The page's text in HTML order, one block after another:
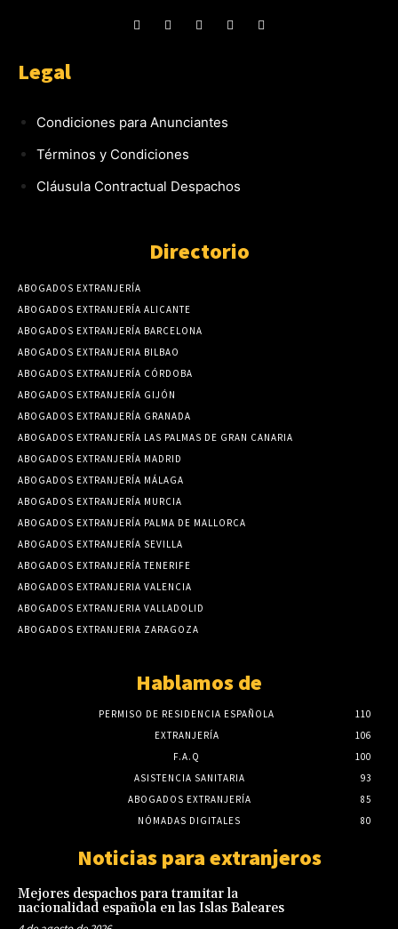
Legal
Condiciones para Anunciantes
Términos y Condiciones
Cláusula Contractual Despachos
Directorio
ABOGADOS EXTRANJERÍA
ABOGADOS EXTRANJERÍA ALICANTE
ABOGADOS EXTRANJERÍA BARCELONA
ABOGADOS EXTRANJERIA BILBAO
ABOGADOS EXTRANJERÍA CÓRDOBA
ABOGADOS EXTRANJERÍA GIJÓN
ABOGADOS EXTRANJERÍA GRANADA
ABOGADOS EXTRANJERÍA LAS PALMAS DE GRAN CANARIA
ABOGADOS EXTRANJERÍA MADRID
ABOGADOS EXTRANJERÍA MÁLAGA
ABOGADOS EXTRANJERÍA MURCIA
ABOGADOS EXTRANJERÍA PALMA DE MALLORCA
ABOGADOS EXTRANJERÍA SEVILLA
ABOGADOS EXTRANJERÍA TENERIFE
ABOGADOS EXTRANJERIA VALENCIA
ABOGADOS EXTRANJERIA VALLADOLID
ABOGADOS EXTRANJERIA ZARAGOZA
Hablamos de
PERMISO DE RESIDENCIA ESPAÑOLA
110
EXTRANJERÍA
106
F.A.Q
100
ASISTENCIA SANITARIA
93
ABOGADOS EXTRANJERÍA
85
NÓMADAS DIGITALES
80
Noticias para extranjeros
Mejores despachos para tramitar la
nacionalidad española en las Islas Baleares